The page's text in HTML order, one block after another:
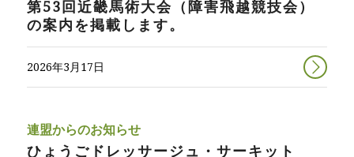
第53回近畿馬術大会（障害飛越競技会）
の案内を掲載します。
2026年3月17日
連盟からのお知らせ
ひょうごドレッサージュ・サーキット